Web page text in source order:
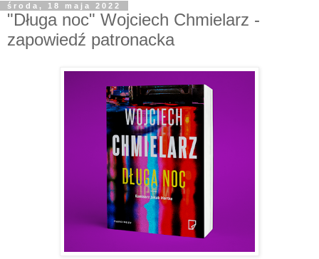
środa, 18 maja 2022
"Długa noc" Wojciech Chmielarz -
zapowiedź patronacka